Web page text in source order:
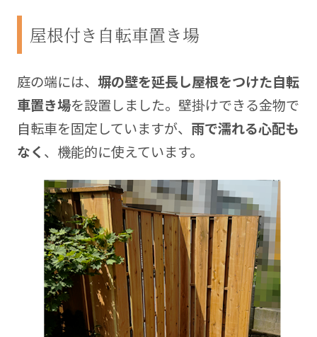
屋根付き自転車置き場
庭の端には、 塀の壁を延長し屋根をつけた自転
車置き場を設置しました。壁掛けできる金物で
自転車を固定していますが、 雨で濡れる心配も
なく 、機能的に使えています。